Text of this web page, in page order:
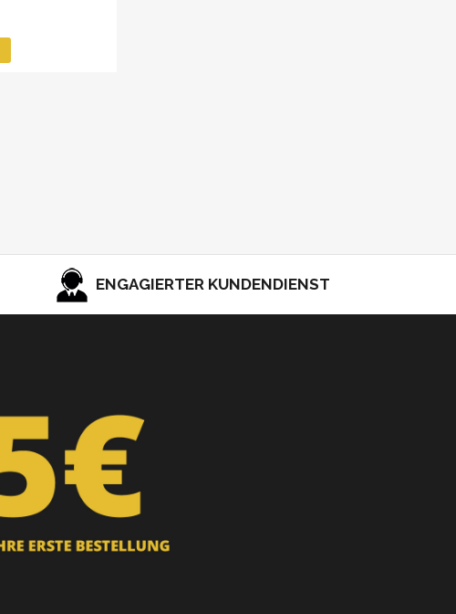
ENGAGIERTER KUNDENDIENST